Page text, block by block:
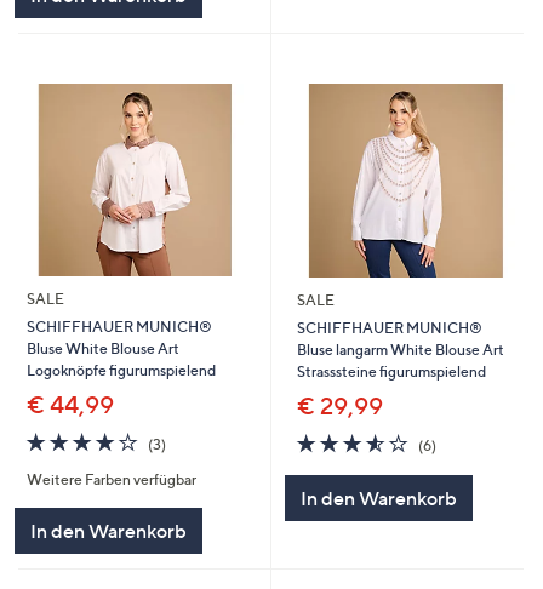
SALE
SCHIFFHAUER MUNICH®
Bluse White Blouse Art
Logoknöpfe figurumspielend
€ 44,99
4.0
von
5
(3)3
Weitere Farben verfügbar
In den Warenkorb
SALE
SCHIFFHAUER MUNICH®
Bluse langarm White Blouse Art
Strasssteine figurumspielend
€ 29,99
3.5
von
(6)6
In den Warenkorb